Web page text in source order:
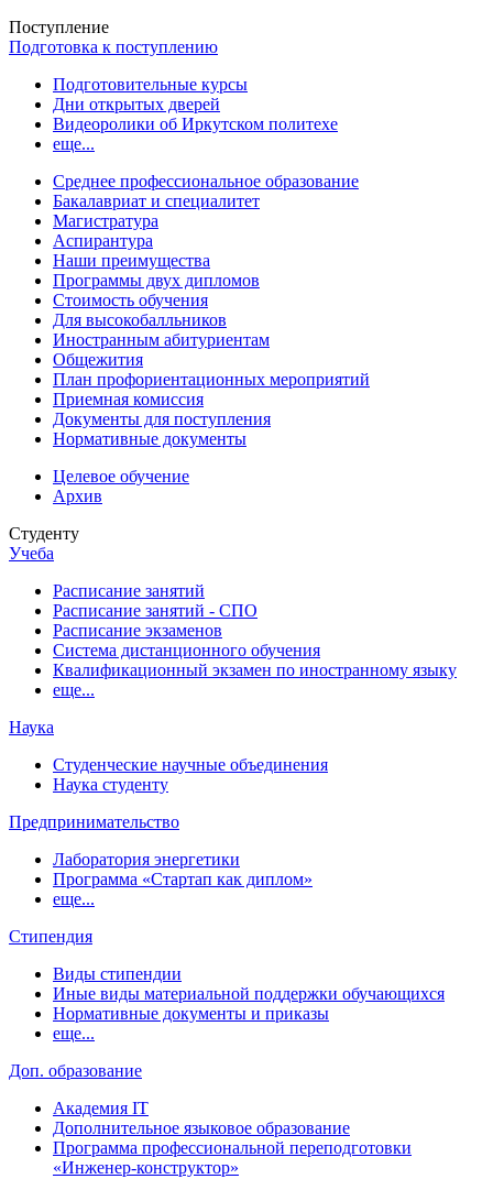
Поступление
Подготовка к поступлению
Подготовительные курсы
Дни открытых дверей
Видеоролики об Иркутском политехе
еще...
Cреднее профессиональное образование
Бакалавриат и специалитет
Магистратура
Аспирантура
Наши преимущества
Программы двух дипломов
Стоимость обучения
Для высокобалльников
Иностранным абитуриентам
Общежития
План профориентационных мероприятий
Приемная комиссия
Документы для поступления
Нормативные документы
Целевое обучение
Архив
Студенту
Учеба
Расписание занятий
Расписание занятий - СПО
Расписание экзаменов
Система дистанционного обучения
Квалификационный экзамен по иностранному языку
еще...
Наука
Студенческие научные объединения
Наука студенту
Предпринимательство
Лаборатория энергетики
Программа «Стартап как диплом»
еще...
Стипендия
Виды стипендии
Иные виды материальной поддержки обучающихся
Нормативные документы и приказы
еще...
Доп. образование
Академия IT
Дополнительное языковое образование
Программа профессиональной переподготовки
«Инженер-конструктор»